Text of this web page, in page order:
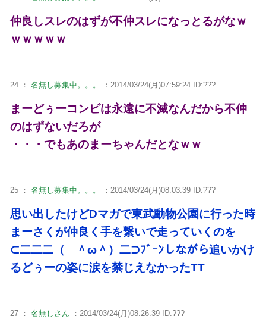
仲良しスレのはずが不仲スレになっとるがなｗ
ｗｗｗｗｗ
24 ： 名無し募集中。。。 ：2014/03/24(月)07:59:24 ID:???
まーどぅーコンビは永遠に不滅なんだから不仲
のはずないだろが
・・・でもあのまーちゃんだとなｗｗ
25 ： 名無し募集中。。。 ：2014/03/24(月)08:03:39 ID:???
思い出したけどDマガで東武動物公園に行った時
まーさくが仲良く手を繋いで走っていくのを
⊂二二二（ ＾ω＾）二⊃ﾌﾞｰﾝしながら追いかけ
るどぅーの姿に涙を禁じえなかったTT
27 ： 名無しさん ：2014/03/24(月)08:26:39 ID:???